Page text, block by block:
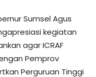
Sumsel Agus
kegiatan
agar ICRAF
Pemprov
Perguruan Tinggi